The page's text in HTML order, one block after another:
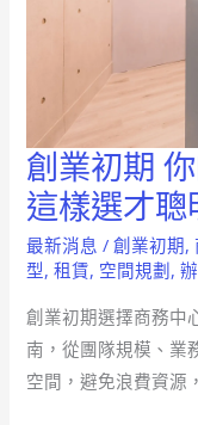
創業初期
這樣選才聰
最新消息 /創業初期,
型,租賃, 空間規劃,
創業初期選擇商務中
南，從團隊規模、業
空間，避免浪費資源
創
業
初
期
的
商
務